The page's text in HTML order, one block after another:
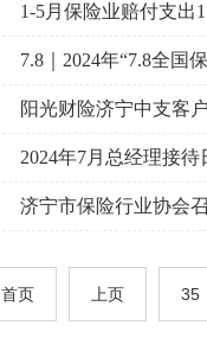
1-5月保险业赔付支出
7.8｜2024年“7.8全国
阳光财险济宁中支客
2024年7月总经理接待
济宁市保险行业协会
首页 上页 35